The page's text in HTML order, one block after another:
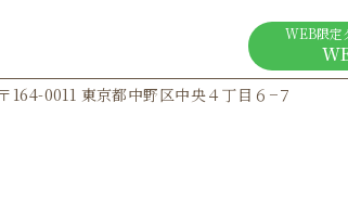
WEB限定
〒164-0011 東京都中野区中央４丁目６−７